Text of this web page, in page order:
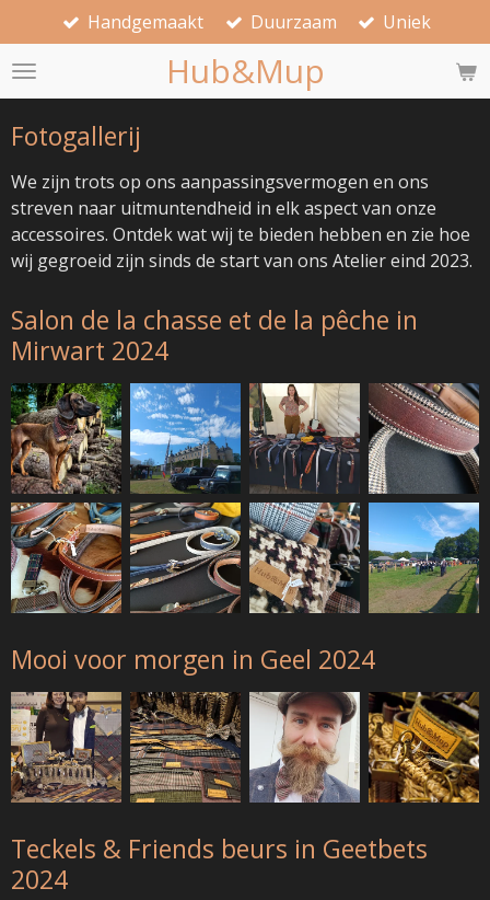
direct
naar
de
hoofdinhoud
Hub&Mup
Handgemaakt Duurzaam Uniek
Fotogallerij
We zijn trots op ons aanpassingsvermogen en ons
streven naar uitmuntendheid in elk aspect van onze
accessoires. Ontdek wat wij te bieden hebben en zie hoe
wij gegroeid zijn sinds de start van ons Atelier eind 2023.
Salon de la chasse et de la pêche in
Mirwart 2024
Mooi voor morgen in Geel 2024
Teckels & Friends beurs in Geetbets
2024